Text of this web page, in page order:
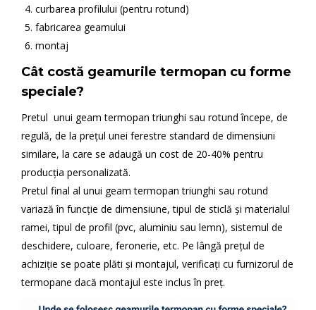
curbarea profilului (pentru rotund)
fabricarea geamului
montaj
Cât costă geamurile termopan cu forme
speciale?
Pretul unui geam termopan triunghi sau rotund începe, de
regulă, de la prețul unei ferestre standard de dimensiuni
similare, la care se adaugă un cost de 20-40% pentru
producția personalizată.
Pretul final al unui geam termopan triunghi sau rotund
variază în funcție de dimensiune, tipul de sticlă și materialul
ramei, tipul de profil (pvc, aluminiu sau lemn), sistemul de
deschidere, culoare, feronerie, etc. Pe lângă prețul de
achiziție se poate plăti și montajul, verificați cu furnizorul de
termopane dacă montajul este inclus în preț.